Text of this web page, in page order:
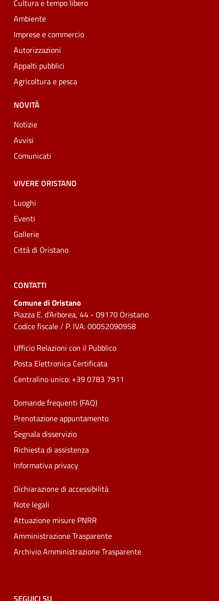
Cultura e tempo libero
Ambiente
Imprese e commercio
Autorizzazioni
Appalti pubblici
Agricoltura e pesca
NOVITÀ
Notizie
Avvisi
Comunicati
VIVERE ORISTANO
Luoghi
Eventi
Gallerie
Città di Oristano
CONTATTI
Comune di Oristano
Piazza E. d'Arborea, 44 - 09170 Oristano
Codice fiscale / P. IVA: 00052090958
Ufficio Relazioni con il Pubblico
Posta Elettronica Certificata
Centralino unico: +39 0783 7911
Domande frequenti (FAQ)
Prenotazione appuntamento
Segnala disservizio
Richiesta di assistenza
Informativa privacy
Dichiarazione di accessibilità
Note legali
Attuazione misure PNRR
Amministrazione Trasparente
Archivio Amministrazione Trasparente
SEGUICI SU